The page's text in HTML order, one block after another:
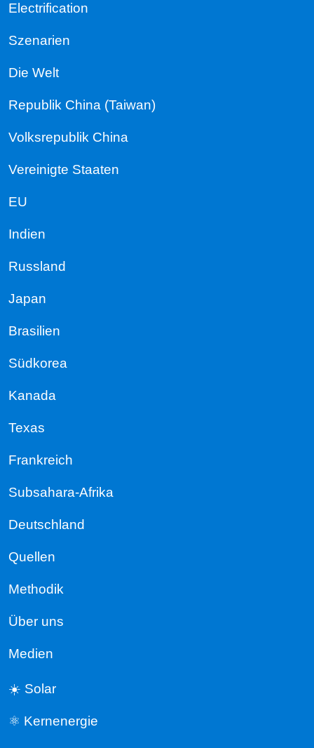
Electrification
Szenarien
Die Welt
Republik China (Taiwan)
Volksrepublik China
Vereinigte Staaten
EU
Indien
Russland
Japan
Brasilien
Südkorea
Kanada
Texas
Frankreich
Subsahara-Afrika
Deutschland
Quellen
Methodik
Über uns
Medien
☀️ Solar
⚛️ Kernenergie